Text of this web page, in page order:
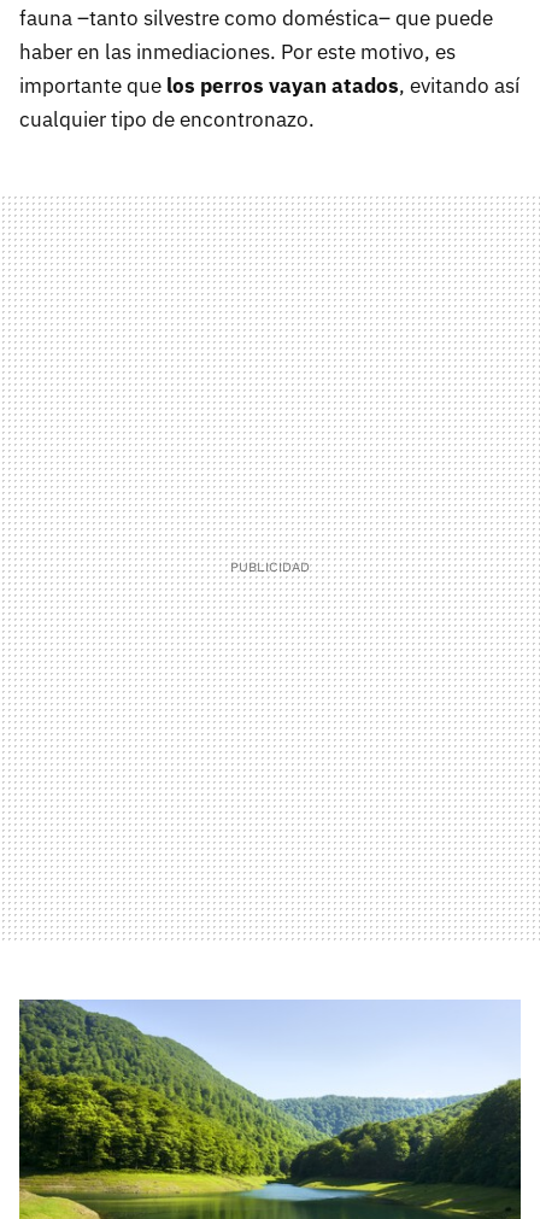
fauna –tanto silvestre como doméstica– que puede
haber en las inmediaciones. Por este motivo, es
importante que los perros vayan atados, evitando así
cualquier tipo de encontronazo.